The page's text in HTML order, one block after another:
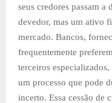
seus credores passam a
devedor, mas um ativo
mercado. Bancos,
frequentemente
terceiros
um processo que pode
incerto. Essa cessão de